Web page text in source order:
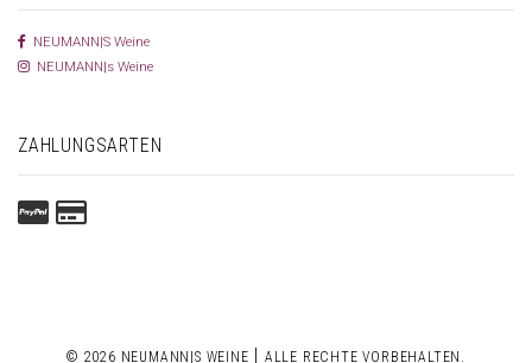
NEUMANN|S Weine
NEUMANN|s Weine
ZAHLUNGSARTEN
© 2026 NEUMANN|S WEINE | ALLE RECHTE VORBEHALTEN.